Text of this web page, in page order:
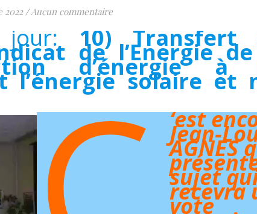
2022 /Aucun commentaire
10)
de l’Energie de
d’énergie à
l’énergie solaire et
‘est
Jean-
AGNES
sujet
recevra
vote